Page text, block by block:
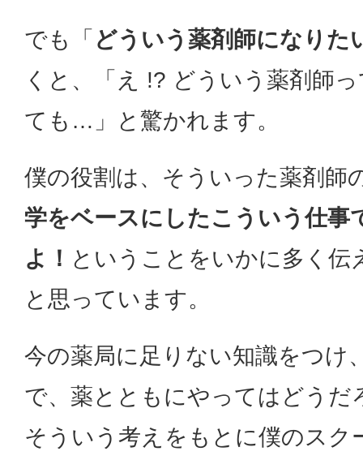
でも「 どういう薬剤師になりた
くと、「え !? どういう薬剤師
ても…」と驚かれます。
僕の役割は、そういった薬剤師
学をベースにしたこういう仕事
よ！ ということをいかに多く伝
と思っています。
今の薬局に足りない知識をつけ
で、薬とともにやってはどう
そういう考えをもとに僕のスク